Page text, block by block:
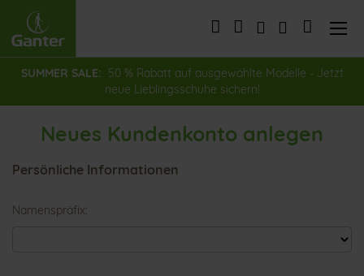
Direkt
zum
Inhalt
Mein
SUMMER SALE: 50 % Rabatt auf ausgewählte Modelle - Jetzt
neue Lieblingsschuhe sichern!
Neues Kundenkonto anlegen
Persönliche Informationen
Namenspräfix